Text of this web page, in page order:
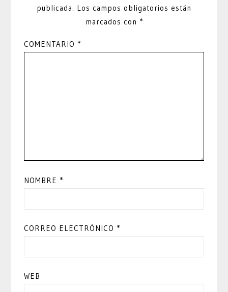
publicada. Los campos obligatorios están
marcados con *
COMENTARIO *
NOMBRE *
CORREO ELECTRÓNICO *
WEB